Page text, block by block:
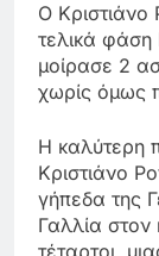
Ο
τελικά
μοίρασε 2
χωρίς όμως
Η καλύτερη
Κριστιάνο
γήπεδα της
Γαλλία στον